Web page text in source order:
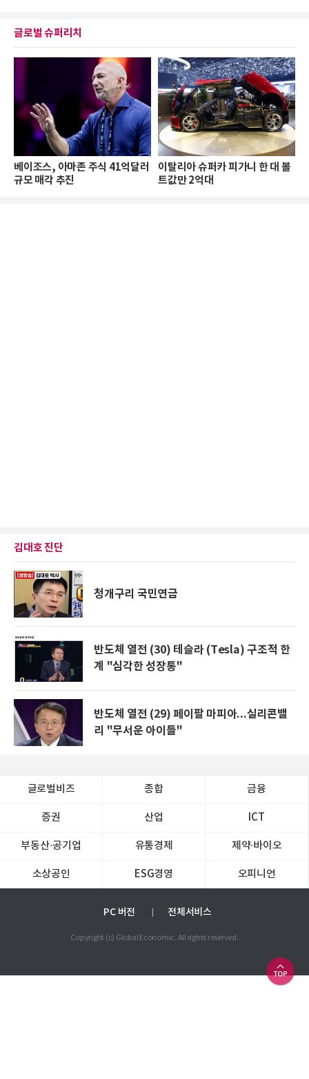
글로벌 슈퍼리치
베이조스, 아마존 주식 41억달러
규모 매각 추진
이탈리아 슈퍼카 피가니 한 대 볼
트값만 2억대
김대호 진단
청개구리 국민연금
반도체 열전 (30) 테슬라 (Tesla) 구조적 한
계 "심각한 성장통"
반도체 열전 (29) 페이팔 마피아...실리콘밸
리 "무서운 아이들"
글로벌비즈 종합 금융
증권 산업 ICT
부동산·공기업 유통경제 제약∙바이오
소상공인 ESG경영 오피니언
PC 버전 전체서비스
Copyright (c) Global Economic. All rights reserved.